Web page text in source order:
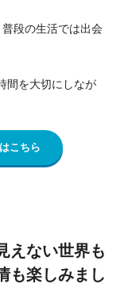
段の生活では出会
間を大切にしなが
こちら
えない世界も
も楽しみまし